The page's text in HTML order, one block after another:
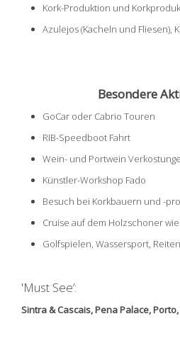
Kork-Produktion und
Azulejos (Kacheln und Fliesen),
Besondere
GoCar oder Cabrio Touren
RIB-Speedboot Fahrt
Wein- und Portwein
Künstler-Workshop Fado
Besuch bei Korkbauern und -
Cruise auf dem Holzschoner
Golfspielen, Wassersport,
'Must See’:
Sintra & Cascais, Pena Palace,